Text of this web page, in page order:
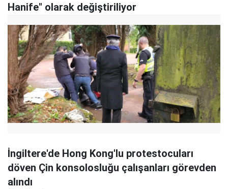
Hanife" olarak değiştiriliyor
İngiltere'de Hong Kong'lu protestocuları
döven Çin konsolosluğu çalışanları görevden
alındı